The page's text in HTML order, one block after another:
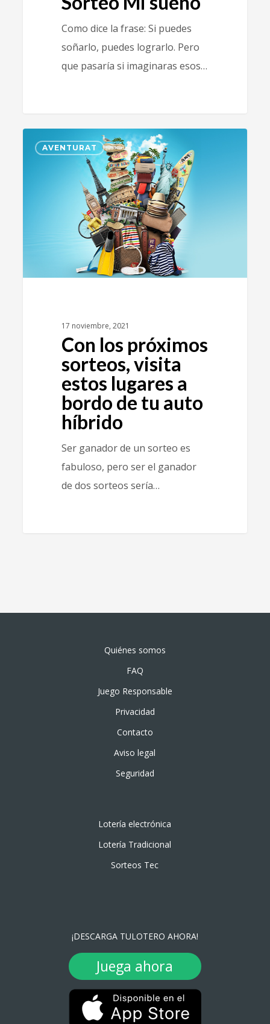
Como dice la frase: Si puedes
soñarlo, puedes lograrlo. Pero
que pasaría si imaginaras esos…
AVENTURAT
17 noviembre, 2021
Con los próximos
sorteos, visita
estos lugares a
bordo de tu auto
híbrido
Ser ganador de un sorteo es
fabuloso, pero ser el ganador
de dos sorteos sería…
2
Quiénes somos
FAQ
Juego Responsable
Privacidad
Contacto
Aviso legal
Seguridad
Lotería electrónica
Lotería Tradicional
Sorteos Tec
¡DESCARGA TULOTERO AHORA!
Juega ahora